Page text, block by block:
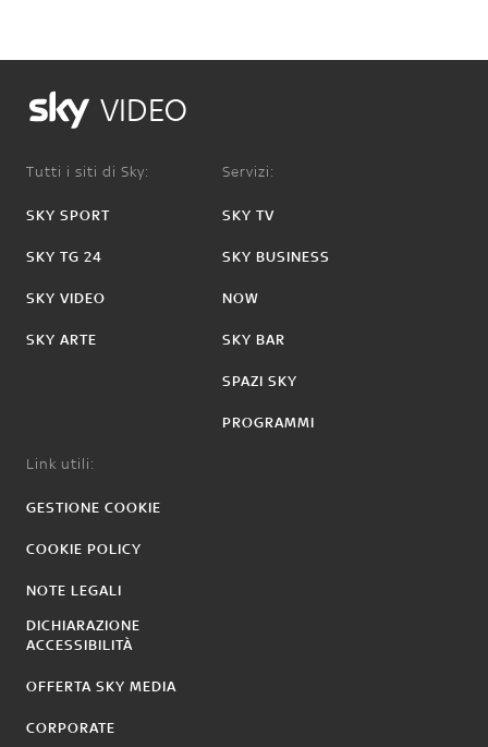
VIDEO
Tutti i siti di Sky:
SKY SPORT
SKY TG 24
SKY VIDEO
SKY ARTE
Servizi:
SKY TV
SKY BUSINESS
NOW
SKY BAR
SPAZI SKY
PROGRAMMI
Link utili:
GESTIONE COOKIE
COOKIE POLICY
NOTE LEGALI
DICHIARAZIONE
ACCESSIBILITÀ
OFFERTA SKY MEDIA
CORPORATE